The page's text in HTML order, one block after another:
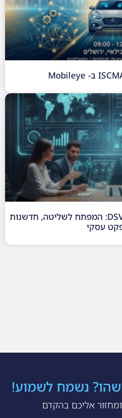
מפגש פורום הרכש בDSV IMS: המפתח לשליטה, חדשנות
עסקי
נשמח לשמוע!
אליכם בהקדם